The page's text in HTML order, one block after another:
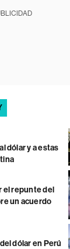
dólar y a estas
el repunte del
un acuerdo
dólar en Perú